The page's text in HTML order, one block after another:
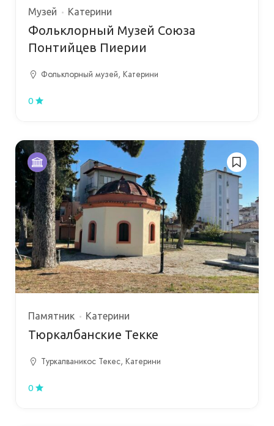
Музей Катерини
Фольклорный Музей Союза
Понтийцев Пиерии
Фольклорный музей, Катерини
0
Памятник Катерини
Тюркалбанские Текке
Туркалваникос Текес, Катерини
0